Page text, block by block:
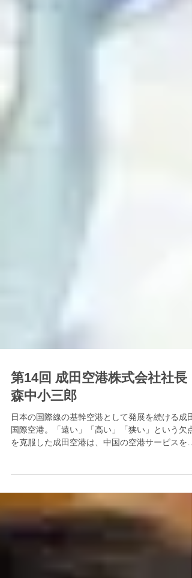
第14回 成田空港株式会社社
森中小三郎
日本の国際線の基幹空港として発展を続ける成田
か？その答えを森中社長にうかがった。さらに
は、羽田空港の国際線乗り入れをどう考えるかに
ついてもずば...